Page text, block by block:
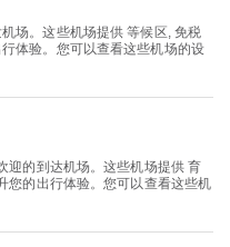
场。这些机场提供 等候区, 免税
体验。您可以查看这些机场的设
迎的到达机场。这些机场提供 育
您的出行体验。您可以查看这些机